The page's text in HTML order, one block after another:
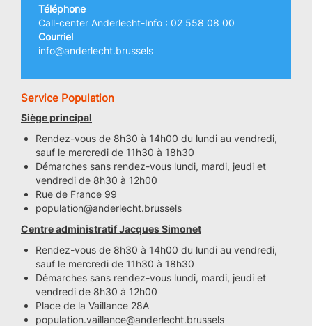
Téléphone
Call-center Anderlecht-Info : 02 558 08 00
Courriel
info@anderlecht.brussels
Service Population
Siège principal
Rendez-vous de 8h30 à 14h00 du lundi au vendredi,
sauf le mercredi de 11h30 à 18h30
Démarches sans rendez-vous lundi, mardi, jeudi et
vendredi de 8h30 à 12h00
Rue de France 99
population@anderlecht.brussels
Centre administratif Jacques Simonet
Rendez-vous de 8h30 à 14h00 du lundi au vendredi,
sauf le mercredi de 11h30 à 18h30
Démarches sans rendez-vous lundi, mardi, jeudi et
vendredi de 8h30 à 12h00
Place de la Vaillance 28A
population.vaillance@anderlecht.brussels